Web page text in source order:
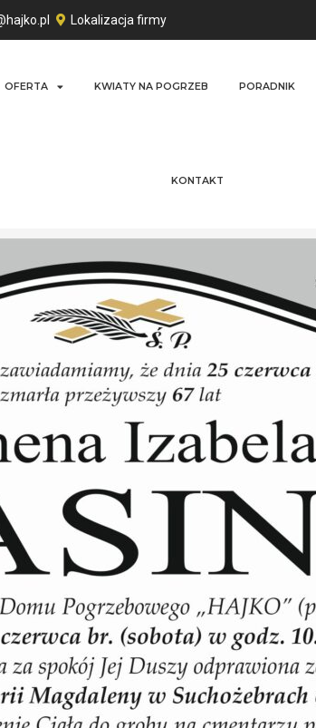
Lokalizacja firmy
OFERTA KWIATY NA POGRZEB PORADNIK
KONTAKT